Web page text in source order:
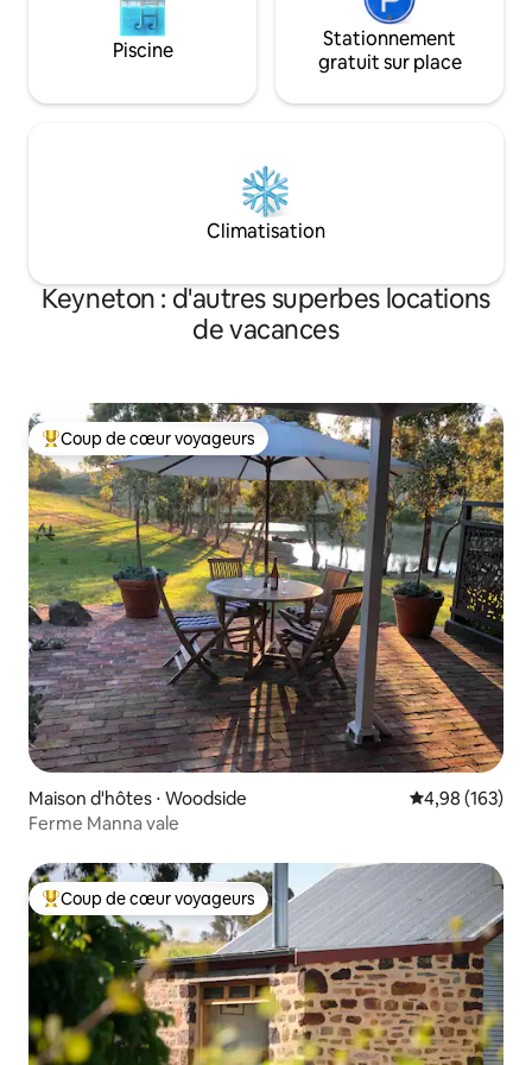
Piscine
Stationnement
gratuit sur place
Climatisation
Keyneton : d'autres superbes locations
de vacances
Coups de cœur voyageurs les plus appréciés
Coup de cœur voyageurs
Maison d'hôtes ⋅ Woodside Évaluation
4,98 (163)
Ferme Manna vale
Coups de cœur voyageurs les plus appréciés
Coup de cœur voyageurs